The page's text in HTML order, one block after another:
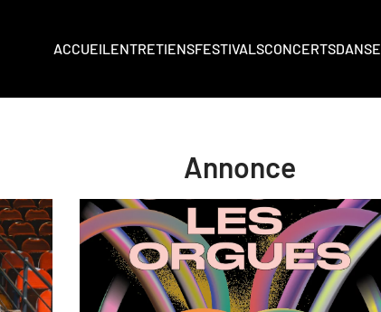
ACCUEILENTRETIENSFESTIVALSCONCERTSDANSE
Annonce